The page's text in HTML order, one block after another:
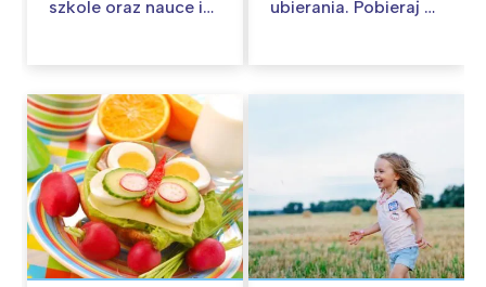
szkole oraz nauce i
ubierania. Pobieraj za